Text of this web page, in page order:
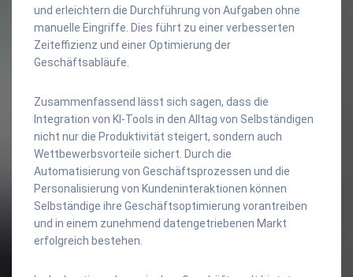
und erleichtern die Durchführung von Aufgaben ohne
manuelle Eingriffe. Dies führt zu einer verbesserten
Zeiteffizienz und einer Optimierung der
Geschäftsabläufe.
Zusammenfassend lässt sich sagen, dass die
Integration von KI-Tools in den Alltag von Selbständigen
nicht nur die Produktivität steigert, sondern auch
Wettbewerbsvorteile sichert. Durch die
Automatisierung von Geschäftsprozessen und die
Personalisierung von Kundeninteraktionen können
Selbständige ihre Geschäftsoptimierung vorantreiben
und in einem zunehmend datengetriebenen Markt
erfolgreich bestehen.